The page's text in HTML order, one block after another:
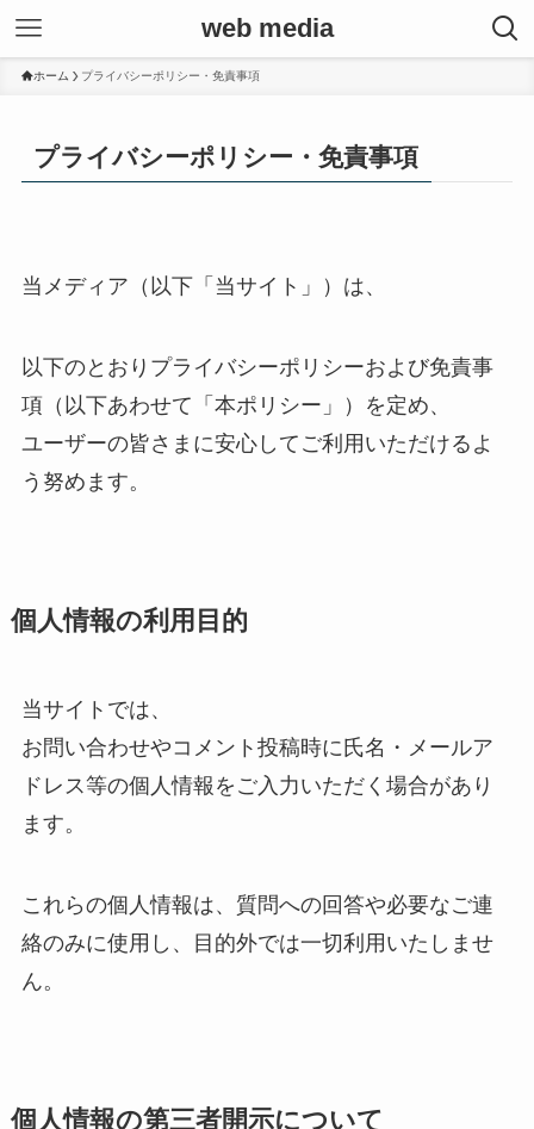
web media
ホーム プライバシーポリシー・免責事項
プライバシーポリシー・免責事項
当メディア（以下「当サイト」）は、
以下のとおりプライバシーポリシーおよび免責事
項（以下あわせて「本ポリシー」）を定め、
ユーザーの皆さまに安心してご利用いただけるよ
う努めます。
個人情報の利用目的
当サイトでは、
お問い合わせやコメント投稿時に氏名・メールア
ドレス等の個人情報をご入力いただく場合があり
ます。
これらの個人情報は、質問への回答や必要なご連
絡のみに使用し、目的外では一切利用いたしませ
ん。
個人情報の第三者開示について